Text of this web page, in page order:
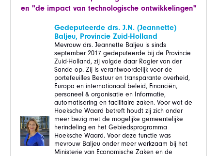
en "de impact van technologische ontwikkelingen"
Gedeputeerde drs. J.N. (Jeannette)
Baljeu, Provincie Zuid-Holland
Mevrouw drs. Jeannette Baljeu is sinds
september 2017 gedeputeerde bij de Provincie
Zuid-Holland, zij volgde daar Rogier van der
Sande op. Zij is verantwoordelijk voor de
portefeuilles Bestuur en transparante overheid,
Europa en internationaal beleid, Financiën,
personeel & organisatie en Informatie,
automatisering en facilitaire zaken. Voor wat de
Hoeksche Waard betreft houdt zij zich onder
meer bezig met de mogelijke gemeentelijke
herindeling en het Gebiedsprogramma
Hoeksche Waard. Voor deze functie was
mevrouw Baljeu onder meer werkzaam bij het
Ministerie van Economische Zaken en de